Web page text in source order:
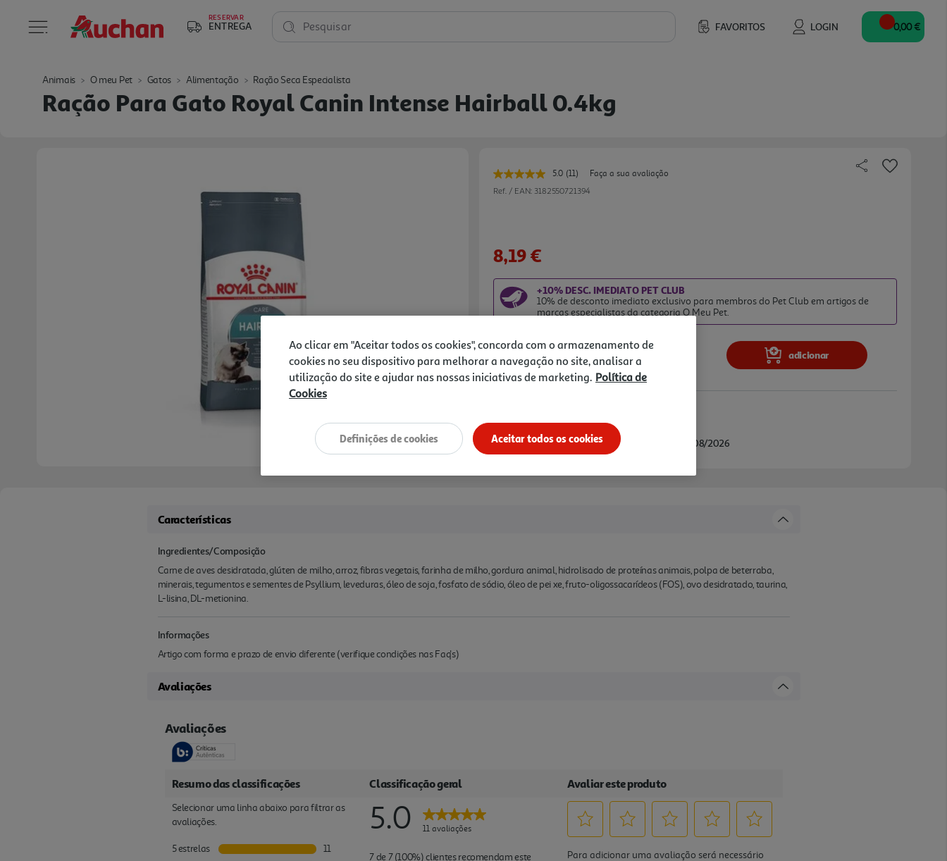
RESERVAR
ENTREGA FAVORITOS LOGIN
Pesquisar 0,00 €
Animais O meu Pet Gatos Alimentação Ração Seca Especialista
Ração Para Gato Royal Canin Intense Hairball 0.4kg
5.0 Leu
11
(11)
Faça a sua avaliação
Ref. / EAN: 3182550721394
8,19 €
+10% DESC. IMEDIATO PET CLUB
10% de desconto imediato exclusivo para membros do Pet Club em artigos de
marcas especialistas da categoria O Meu Pet.
adicionar
Entrega estimada entre 10/08/2026 e 11/08/2026
Características
Ingredientes/Composição
Carne de aves desidratada, glúten de milho, arroz, fibras vegetais, farinha de milho, gordura animal, hidrolisado de proteínas animais, polpa de beterraba,
minerais, tegumentos e sementes de Psyllium, leveduras, óleo de soja, fosfato de sódio, óleo de pei xe, fruto-oligossacarídeos (FOS), ovo desidratado, taurina,
L-lisina, DL-metionina.
Informações
Artigo com forma e prazo de envio diferente (verifique condições nas Faq's)
Avaliações
Ao clicar em "Aceitar todos os cookies", concorda com o armazenamento de
cookies no seu dispositivo para melhorar a navegação no site, analisar a
utilização do site e ajudar nas nossas iniciativas de marketing. Política de
Cookies
Aceitar todos os cookies
Definições de cookies